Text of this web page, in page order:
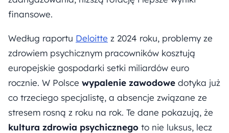
finansowe.
Według raportu Deloitte z 2024 roku, problemy ze
zdrowiem psychicznym pracowników kosztują
europejskie gospodarki setki miliardów euro
rocznie. W Polsce wypalenie zawodowe dotyka już
co trzeciego specjalistę, a absencje związane ze
stresem rosną z roku na rok. Te dane pokazują, że
kultura zdrowia psychicznego to nie luksus, lecz